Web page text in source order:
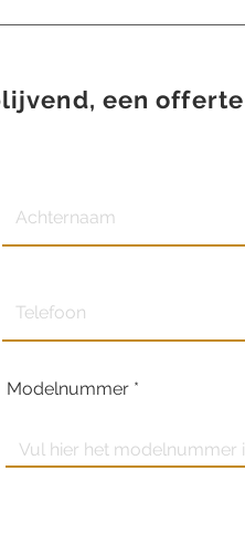
een
Modelnummer